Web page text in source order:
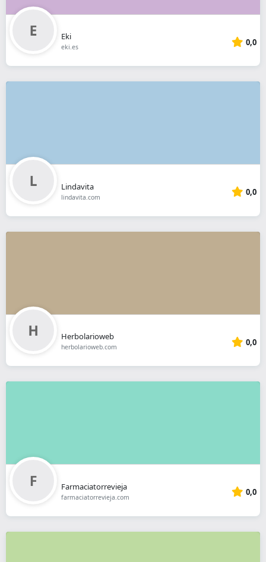
Eki
eki.es 0,0
Lindavita
lindavita.com 0,0
Herbolarioweb
herbolarioweb.com 0,0
Farmaciatorrevieja
farmaciatorrevieja.com 0,0